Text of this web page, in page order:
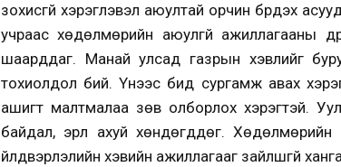
зохисгүй хэрэглэвэл аюултай орчин бүрдэх
учраас хөдөлмөрийн аюулгүй
шаарддаг. Манай улсад газрын хэвлийг
тохиолдол бий. Үүнээс бид сургамж авах
ашигт малтмалаа зөв олборлох хэрэгтэй. Уул
байдал, эрүүл ахуй хөндөгддөг.
үйлдвэрлэлийн хэвийн ажиллагааг зайлшгүй